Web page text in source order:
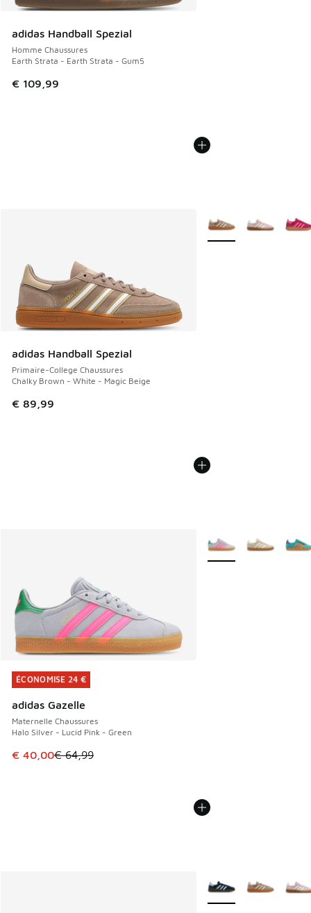
adidas Handball Spezial
Homme Chaussures
Earth Strata - Earth Strata - Gum5
€ 109,99
adidas Handball Spezial
Primaire-College Chaussures
Chalky Brown - White - Magic Beige
€ 89,99
Plus de couleurs
ÉCONOMISE 24 €
adidas Gazelle
Maternelle Chaussures
Halo Silver - Lucid Pink - Green
Cet article est en promotion. Prix en baisse de € 64,99 à
€ 40,00€ 64,99
ÉCONOMISE 24 €
Plus de couleurs
Plus de couleurs